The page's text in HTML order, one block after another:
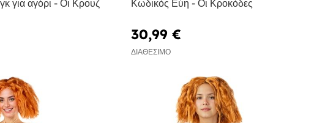
για αγόρι - Οι Κρουζ Κωδικός Εύη - Οι Κροκόδες
30,99 €
ΔΙΑΘΈΣΙΜΟ